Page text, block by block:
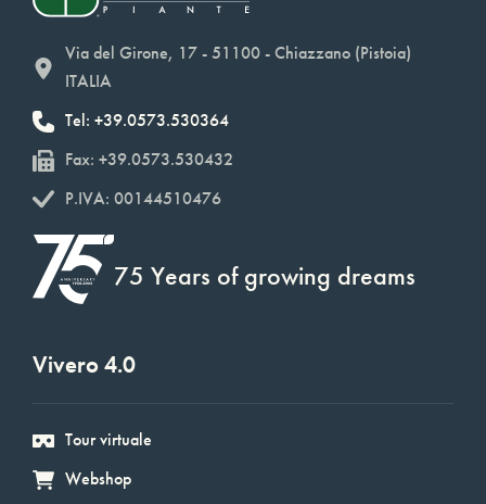
Via del Girone, 17 - 51100 - Chiazzano (Pistoia)
ITALIA
Tel: +39.0573.530364
Fax: +39.0573.530432
P.IVA: 00144510476
75 Years of growing dreams
Vivero 4.0
Tour virtuale
Webshop